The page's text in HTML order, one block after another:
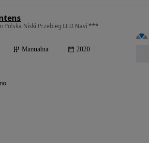
Polska Niski Przebieg LED Navi ***
Manualna 2020